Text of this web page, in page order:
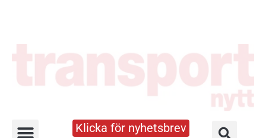
Klicka för nyhetsbrev